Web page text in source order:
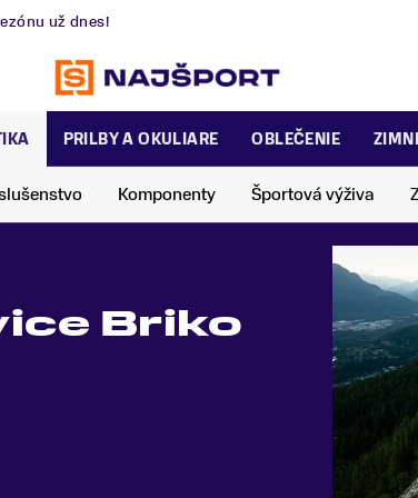
už dnes!
PRILBY A OKULIARE OBLEČENIE
Komponenty Športová výživa
Briko